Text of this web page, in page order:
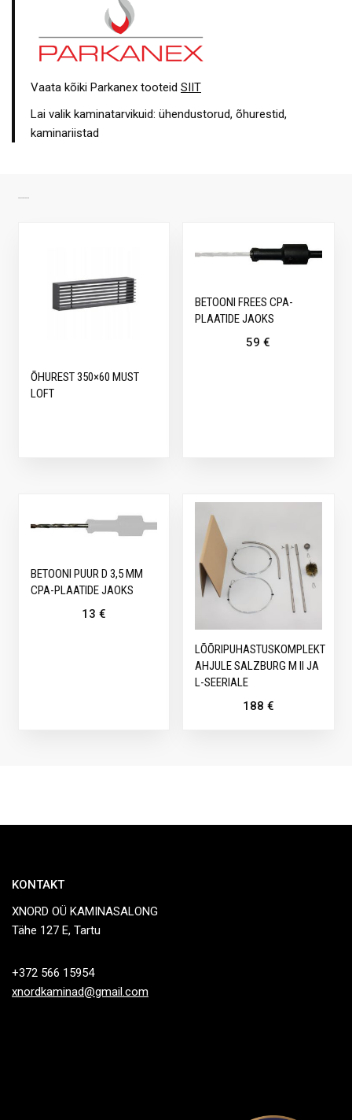
Vaata kõiki Parkanex tooteid SIIT
Lai valik kaminatarvikuid: ühendustorud, õhurestid,
kaminariistad
ÕHUREST 350×60 MUST
LOFT
BETOONI FREES CPA-
PLAATIDE JAOKS
59€
BETOONI PUUR D 3,5 MM
CPA-PLAATIDE JAOKS
13 €
LÕÕRIPUHASTUSKOMPLEKT
AHJULE SALZBURG M II JA
L-SEERIALE
188 €
KONTAKT
XNORD OÜ KAMINASALONG
Tähe 127 E, Tartu
+372 566 15954
xnordkaminad@gmail.com